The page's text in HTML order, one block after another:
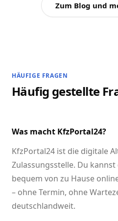
Zum Blog und
HÄUFIGE FRAGEN
Häufig gestellte
Was macht KfzPortal24?
KfzPortal24 ist die digitale
Zulassungsstelle. Du kannst
bequem von zu Hause
– ohne Termin, ohne
deutschlandweit.